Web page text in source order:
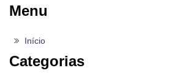
Menu
Início
Categorias